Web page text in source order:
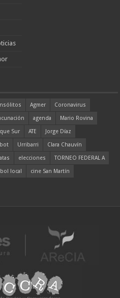
Agmer
Coronavirus
agenda
Mario Rovina
Sur ATE
Jorge Díaz
Urribarri
Clara Chauvín
elecciones
TORNEO FEDERAL A
local cine San Martín